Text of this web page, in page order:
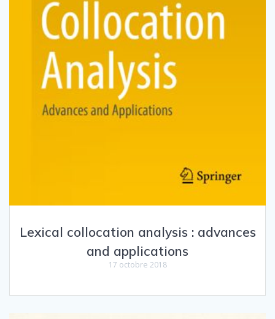
Lexical collocation analysis : advances
and applications
17 octobre 2018